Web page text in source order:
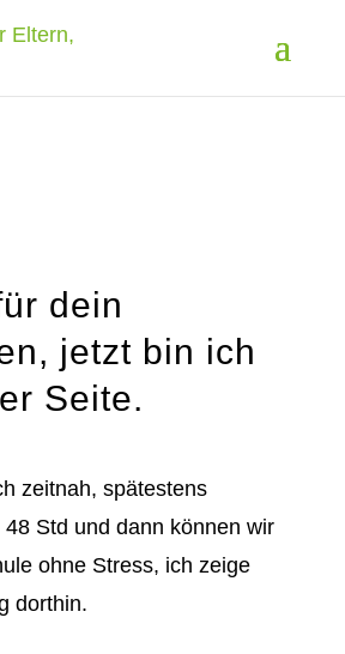
dein
jetzt bin ich
Seite.
zeitnah, spätestens
Std und dann können wir
ohne Stress, ich zeige
dorthin.